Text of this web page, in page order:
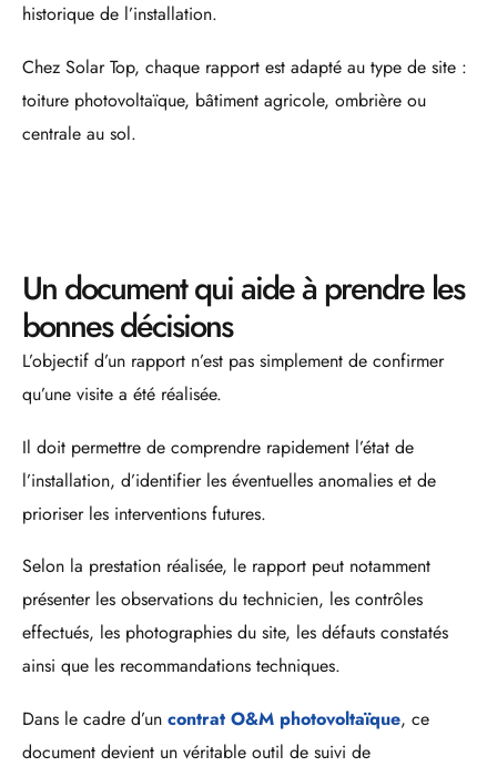
historique de l’installation.
Chez Solar Top, chaque rapport est adapté au type de site :
toiture photovoltaïque, bâtiment agricole, ombrière ou
centrale au sol.
Un document qui aide à prendre les
bonnes décisions
L’objectif d’un rapport n’est pas simplement de confirmer
qu’une visite a été réalisée.
Il doit permettre de comprendre rapidement l’état de
l’installation, d’identifier les éventuelles anomalies et de
prioriser les interventions futures.
Selon la prestation réalisée, le rapport peut notamment
présenter les observations du technicien, les contrôles
effectués, les photographies du site, les défauts constatés
ainsi que les recommandations techniques.
Dans le cadre d’un contrat O&M photovoltaïque, ce
document devient un véritable outil de suivi de